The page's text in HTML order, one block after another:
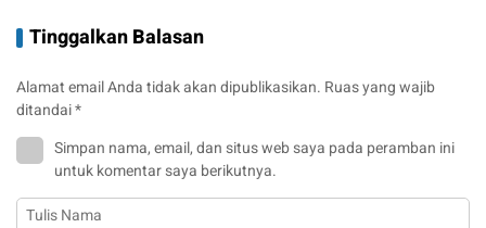
Tinggalkan Balasan
Alamat email Anda tidak akan dipublikasikan. Ruas yang wajib
ditandai*
Simpan nama, email, dan situs web saya pada peramban ini
untuk komentar saya berikutnya.